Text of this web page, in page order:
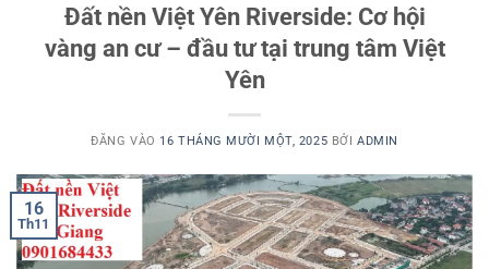
Đất nền Việt Yên Riverside: Cơ hội
vàng an cư – đầu tư tại trung tâm Việt
Yên
ĐĂNG VÀO 16 THÁNG MƯỜI MỘT, 2025 BỞI ADMIN
16
Th11